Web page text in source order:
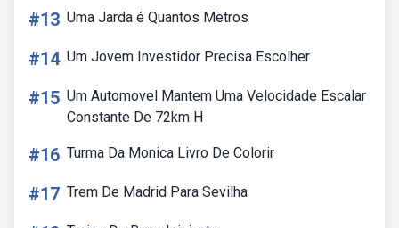
#13 Uma Jarda é Quantos Metros
#14 Um Jovem Investidor Precisa Escolher
#15 Um Automovel Mantem Uma Velocidade Escalar
Constante De 72km H
#16 Turma Da Monica Livro De Colorir
#17 Trem De Madrid Para Sevilha